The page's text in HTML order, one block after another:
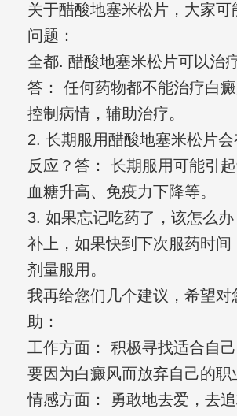
关于醋酸地塞米松片，大家可
问题：
全都. 醋酸地塞米松片可以治
答： 任何药物都不能治疗白
控制病情，辅助治疗。
2. 长期服用醋酸地塞米松片会
反应？答： 长期服用可能引起
血糖升高、免疫力下降等。
3. 如果忘记吃药了，该怎么
补上，如果快到下次服药时间
剂量服用。
我再给您们几个建议，希望对
助：
工作方面： 积极寻找适合自
要因为白癜风而放弃自己的职
情感方面： 勇敢地去爱，去